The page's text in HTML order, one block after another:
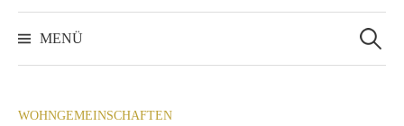
MENÜ
nach:
WOHNGEMEINSCHAFTEN